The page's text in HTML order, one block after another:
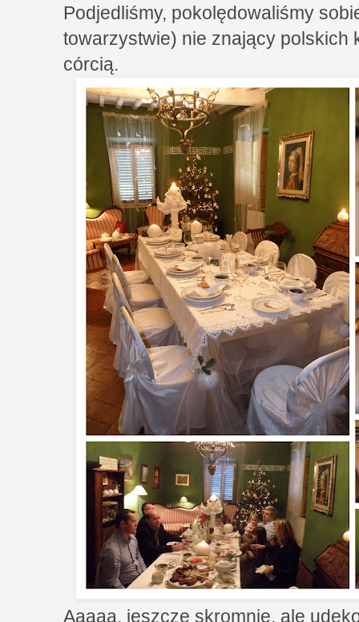
Podjedliśmy, pokolędowaliśmy
towarzystwie) nie znający polskich
córcią.
Aaaaa, jeszcze skromnie, ale